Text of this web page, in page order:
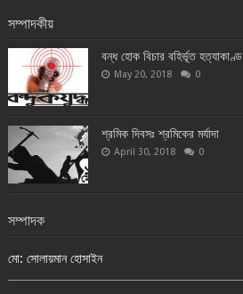
সম্পাদকীয়
বন্ধ হোক বিচার বহির্ভূত হত্যাকাণ্ড
May 20, 2018 0
শ্রমিক দিবসঃ শ্রমিকের মর্যাদা
April 30, 2018 0
সম্পাদক
মো: সোলায়মান হোসাইন